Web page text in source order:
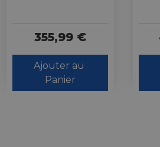
355,99 €
Ajouter au
Panier